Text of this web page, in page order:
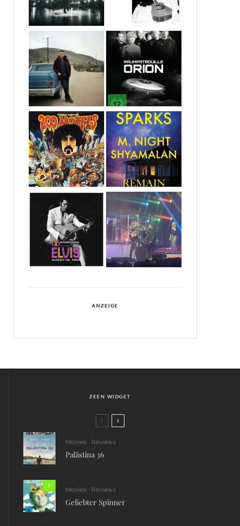
ANZEIGE
ZEEN WIDGET
Movies Reviews
Palästina 36
7
Movies Reviews
Geliebter Spinner